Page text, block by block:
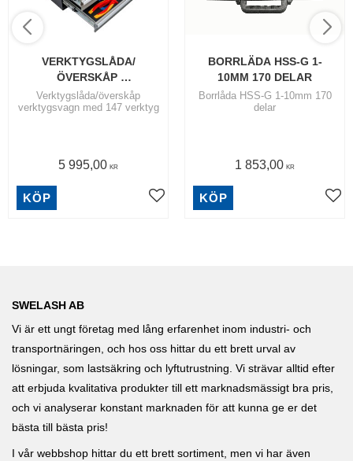
VERKTYGSLÅDA/
ÖVERSKÅP
VERKTYGSVAGN MED 147
VERKTYG
Verktygslåda/överskåp
verktygsvagn med 147 verktyg
5 995,00 KR
KÖP
BORRLÄDA HSS-G 1-
10MM 170 DELAR
Borrlåda HSS-G 1-10mm 170
delar
1 853,00 KR
KÖP
SWELASH AB
Vi är ett ungt företag med lång erfarenhet inom industri- och
transportnäringen, och hos oss hittar du ett brett urval av
lösningar, som lastsäkring och lyftutrustning. Vi strävar alltid efter
att erbjuda kvalitativa produkter till ett marknadsmässigt bra pris,
och vi analyserar konstant marknaden för att kunna ge er det
bästa till bästa pris!
I vår webbshop hittar du ett brett sortiment, men vi har även